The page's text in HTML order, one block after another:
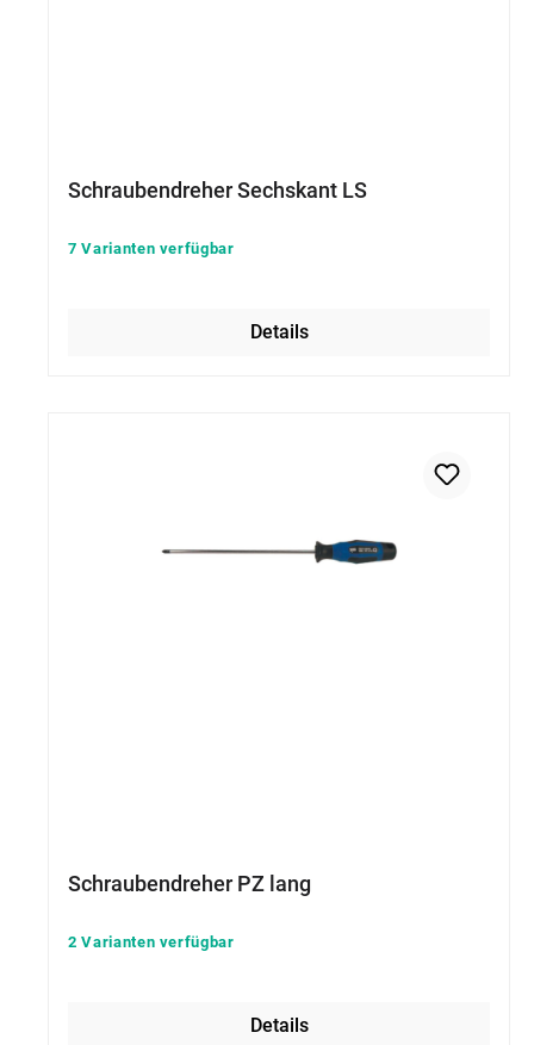
Schraubendreher Sechskant LS
7 Varianten verfügbar
Details
Schraubendreher PZ lang
2 Varianten verfügbar
Details